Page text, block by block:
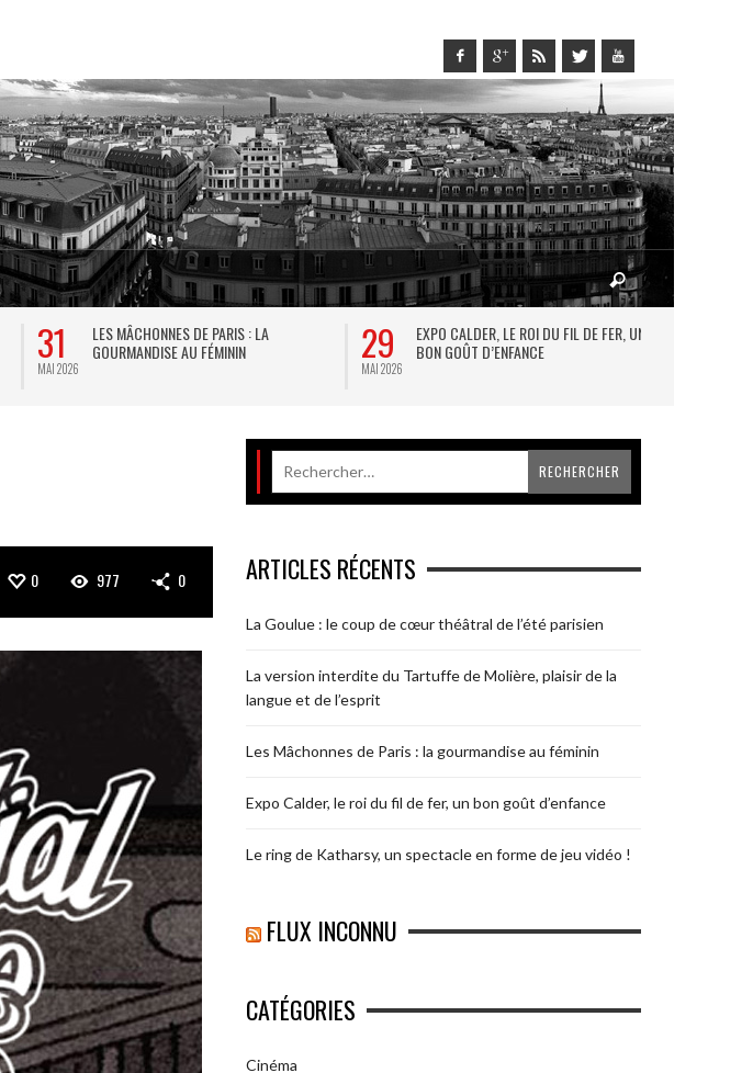
31
MAI 2026
LES MÂCHONNES DE PARIS : LA
GOURMANDISE AU FÉMININ
29
MAI 2026
EXPO CALDER, LE ROI DU FIL DE FER, UN
BON GOÛT D’ENFANCE
0 977 0 ARTICLES RÉCENTS
La Goulue : le coup de cœur théâtral de l’été parisien
La version interdite du Tartuffe de Molière, plaisir de la
langue et de l’esprit
Les Mâchonnes de Paris : la gourmandise au féminin
Expo Calder, le roi du fil de fer, un bon goût d’enfance
Le ring de Katharsy, un spectacle en forme de jeu vidéo !
FLUX INCONNU
CATÉGORIES
Cinéma